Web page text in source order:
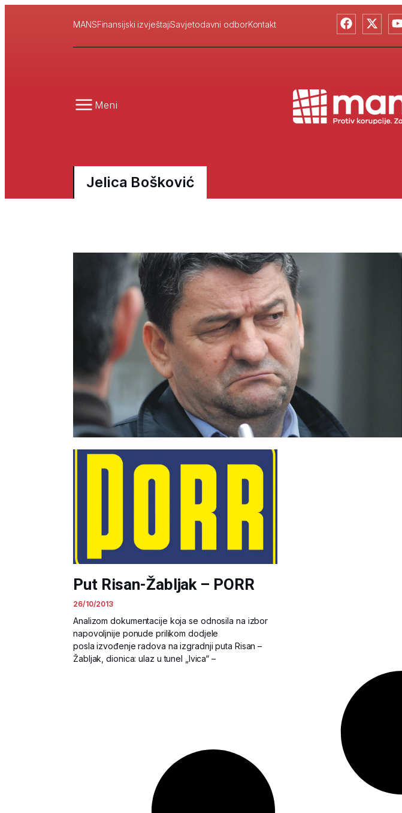
MANSFinansijski izvještajiSavjetodavni odborKontakt
Meni
Jelica Bošković
Put Risan-Žabljak – PORR
26/10/2013
Analizom dokumentacije koja se odnosila na izbor
napovoljnije ponude prilikom dodjele
posla izvođenje radova na izgradnji puta Risan –
Žabljak, dionica: ulaz u tunel „Ivica“ –